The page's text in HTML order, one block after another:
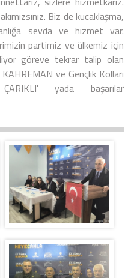
Biz de kucaklaşma,
sevda ve hizmet var.
partimiz ve ülkemiz için
göreve tekrar talip olan
KAHREMAN ve Gençlik Kolları
yada başarılar